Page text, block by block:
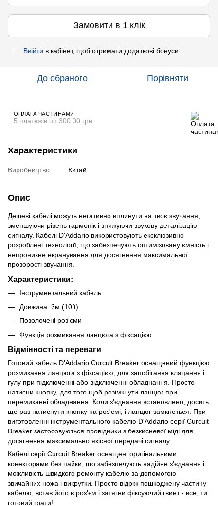
Замовити в 1 клік
Ввійти в кабінет, щоб отримати додаткові бонуси
До обраного Порівняти
ОПЛАТА ЧАСТИНАМИ
5 платежів по 300.00 грн
Характеристики
Виробництво Китай
Опис
Дешеві кабелі можуть негативно вплинути на твоє звучання,
зменшуючи рівень гармонік і знижуючи звукову деталізацію
сигналу. Кабелі D'Addario використовують ексклюзивно
розроблені технології, що забезпечують оптимізовану ємність і
непроникне екранування для досягнення максимальної
прозорості звучання.
Характеристики:
Інструментальний кабель
Довжина: 3м (10ft)
Позолочені роз'єми
Функція розмикання ланцюга з фіксацією
Відмінності та переваги
Готовий кабель D'Addario Curcuit Breaker оснащений функцією
розмикання ланцюга з фіксацією, для запобігання клацання і
гулу при підключенні або відключенні обладнання. Просто
натисни кнопку, для того щоб розімкнути ланцюг при
перемиканні обладнання. Коли з'єднання встановлено, досить
ще раз натиснути кнопку на роз'ємі, і ланцюг замкнеться. При
виготовленні інструментального кабелю D'Addario серії Curcuit
Breaker застосовуються провідники з безкисневої міді для
досягнення максимально якісної передачі сигналу.
Кабелі серії Curcuit Breaker оснащені оригінальними
конекторами без пайки, що забезпечують надійне з'єднання і
можливість швидкого ремонту кабелю за допомогою
звичайних ножа і викрутки. Просто відріж пошкоджену частину
кабелю, встав його в роз'єм і затягни фіксуючий гвинт - все, ти
готовий грати!